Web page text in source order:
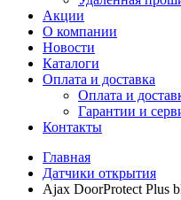
Акции
О компании
Новости
Каталоги
Оплата и доставка
Оплата и
Гарантии и
Контакты
Главная
Датчики открытия
Ajax DoorProtect Plus